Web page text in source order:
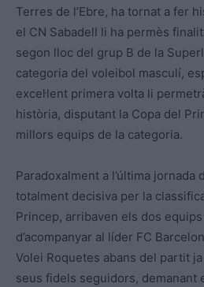
Terres de l’Ebre, ha tornat a fer
el CN Sabadell li ha permès
segon lloc del grup B de la
categoria del voleibol masculí,
excel·lent primera volta li
història, disputant la Copa del
millors equips de la categoria.
Paradoxalment a l’última jornada
totalment decisiva per la
Princep, arribaven els dos
d’acompanyar al líder FC
Volei Roquetes abans del partit
seus fidels seguidors, demanant